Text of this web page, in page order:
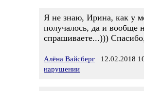
Я не знаю, Ирина, как у
получалось, да и вообще
спрашиваете...)))
Алёна Вайсберг 12.02.2018
нарушении